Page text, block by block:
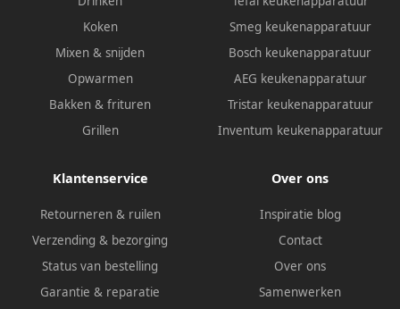
Koken
Mixen & snijden
Opwarmen
Bakken & frituren
Grillen
Smeg keukenapparatuur
Bosch keukenapparatuur
AEG keukenapparatuur
Tristar keukenapparatuur
Inventum keukenapparatuur
Klantenservice
Retourneren & ruilen
Verzending & bezorging
Status van bestelling
Garantie & reparatie
Over ons
Inspiratie blog
Contact
Over ons
Samenwerken